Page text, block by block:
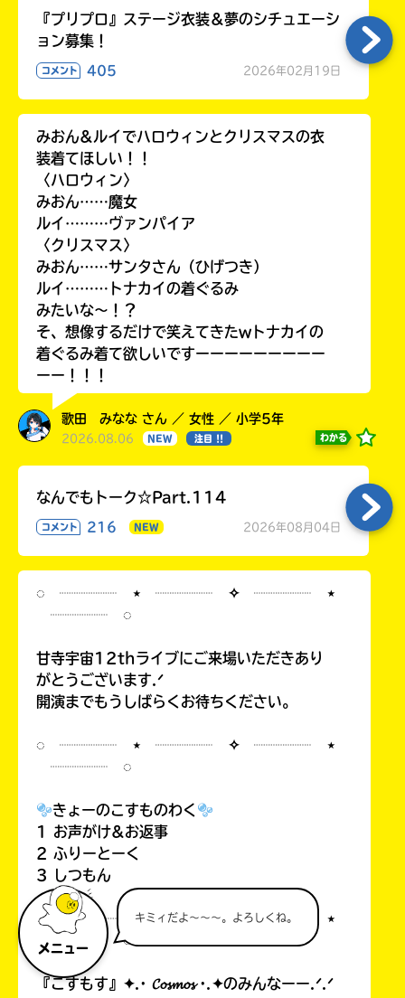
メニュー
キミィだよ～～～。よろしくね。
『プリプロ』ステージ衣装＆夢のシチュエーシ
ョン募集！
コメント 405 2026年02月19日
みおん&ルイでハロウィンとクリスマスの衣
装着てほしい！！
〈ハロウィン〉
みおん……魔女
ルイ………ヴァンパイア
〈クリスマス〉
みおん……サンタさん（ひげつき）
ルイ………トナカイの着ぐるみ
みたいな〜！？
そ、想像するだけで笑えてきたwトナカイの
着ぐるみ着て欲しいですーーーーーーーーー
ーー！！！
歌田 みなな さん ／ 女性 ／ 小学5年
2026.08.06 NEW 注目 !! わかる
なんでもトーク☆Part.114
コメント 216 NEW 2026年08月04日
◌ ┈┈┈┈ ⋆ ┈┈┈┈ ✧ ┈┈┈┈ ⋆
┈┈┈┈ ◌
甘寺宇宙12thライブにご来場いただきあり
がとうございます.ᐟ
開演までもうしばらくお待ちください。
◌ ┈┈┈┈ ⋆ ┈┈┈┈ ✧ ┈┈┈┈ ⋆
┈┈┈┈ ◌
きょーのこすものわく
1 お声がけ&お返事
2 ふりーとーく
3 しつもん
◌ ┈┈┈┈ ⋆ ┈┈┈┈ ✧ ┈┈┈┈ ⋆
┈┈┈┈ ◌
『こすもす』✦.· 𝓒𝓸𝓼𝓶𝓸𝓼 ·.✦のみんなーー.ᐟ.ᐟ